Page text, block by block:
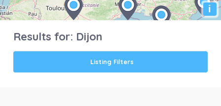
i
Results for: Dijon
Listing Filters